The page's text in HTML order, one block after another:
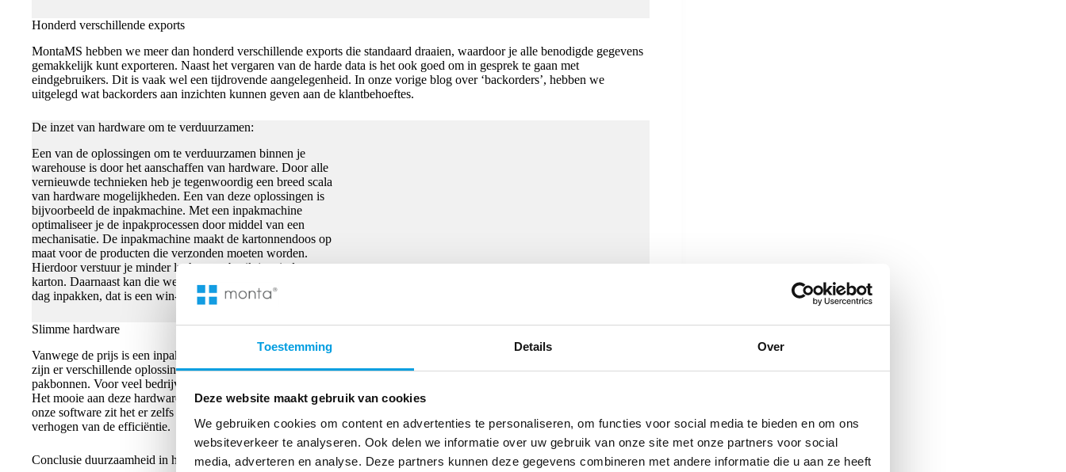
Toestemming Details Over
Deze website maakt gebruik van cookies
We gebruiken cookies om content en advertenties te personaliseren, om functies voor social media te bieden en om ons
websiteverkeer te analyseren. Ook delen we informatie over uw gebruik van onze site met onze partners voor social
media, adverteren en analyse. Deze partners kunnen deze gegevens combineren met andere informatie die u aan ze heeft
Honderd verschillende exports
MontaMS hebben we meer dan honderd verschillende exports die standaard draaien, waardoor je alle benodigde gegevens
gemakkelijk kunt exporteren. Naast het vergaren van de harde data is het ook goed om in gesprek te gaan met
eindgebruikers. Dit is vaak wel een tijdrovende aangelegenheid. In onze vorige blog over ‘backorders’, hebben we
uitgelegd wat backorders aan inzichten kunnen geven aan de klantbehoeftes.
De inzet van hardware om te verduurzamen:
Een van de oplossingen om te verduurzamen binnen je
warehouse is door het aanschaffen van hardware. Door alle
vernieuwde technieken heb je tegenwoordig een breed scala
van hardware mogelijkheden. Een van deze oplossingen is
bijvoorbeeld de inpakmachine. Met een inpakmachine
optimaliseer je de inpakprocessen door middel van een
mechanisatie. De inpakmachine maakt de kartonnendoos op
maat voor de producten die verzonden moeten worden.
Hierdoor verstuur je minder lucht en gebruik je minder
karton. Daarnaast kan die wel meer dan 3000 pakketten per
dag inpakken, dat is een win-win situatie toch?
Slimme hardware
Vanwege de prijs is een inpakmachine niet voor ieder e-commerce bedrijf weggelegd, maar ook voor kleinere bedrijven
zijn er verschillende oplossingen om te verduurzamen, denk daarbij aan: handscanners in plaats van de papieren
pakbonnen. Voor veel bedrijven zijn de volgende oplossingen ook een uitkomst: Put-to-light, pick-to-light, e-check-to-light.
Het mooie aan deze hardware oplossingen is, dat deze gemakkelijk geïntegreerd kunnen worden in de software. Binnen
onze software zit het er zelfs standaard in, want slimme hardware is de toekomst voor zowel duurzaamheid als het
verhogen van de efficiëntie.
Conclusie duurzaamheid in het e-commerce landschap van 2023